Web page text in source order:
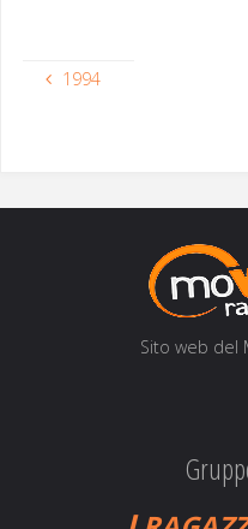
1994
Sito web del